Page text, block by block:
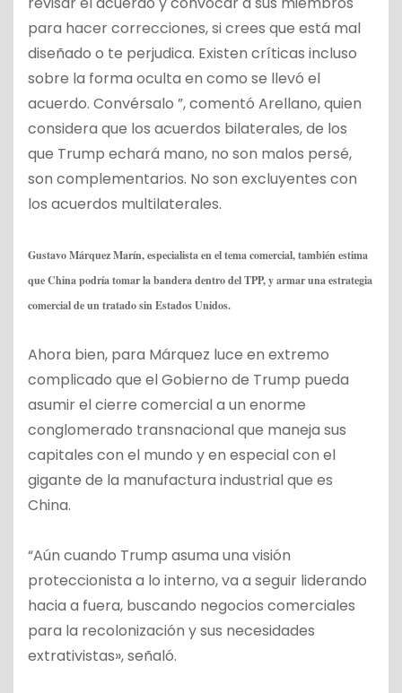
para hacer correcciones, si crees que está mal
diseñado o te perjudica. Existen críticas incluso
sobre la forma oculta en como se llevó el
acuerdo. Convérsalo ”, comentó Arellano, quien
considera que los acuerdos bilaterales, de los
que Trump echará mano, no son malos persé,
son complementarios. No son excluyentes con
los acuerdos multilaterales.
Gustavo Márquez Marín, especialista en el tema comercial, también estima
que China podría tomar la bandera dentro del TPP, y armar una estrategia
comercial de un tratado sin Estados Unidos.
Ahora bien, para Márquez luce en extremo
complicado que el Gobierno de Trump pueda
asumir el cierre comercial a un enorme
conglomerado transnacional que maneja sus
capitales con el mundo y en especial con el
gigante de la manufactura industrial que es
China.
“Aún cuando Trump asuma una visión
proteccionista a lo interno, va a seguir liderando
hacia a fuera, buscando negocios comerciales
para la recolonización y sus necesidades
extrativistas», señaló.